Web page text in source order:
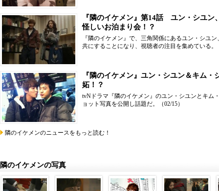
『隣のイケメン』第14話 ユン・シユン
怪しいお泊まり会！？
『隣のイケメン』で、三角関係にあるユン・シユ
共にすることになり、視聴者の注目を集めている。
『隣のイケメン』ユン・シユン＆キム
妬！？
tvNドラマ『隣のイケメン』のユン・シユンとキム
ョット写真を公開し話題だ。
（02/15）
隣のイケメンのニュースをもっと読む！
隣のイケメンの写真